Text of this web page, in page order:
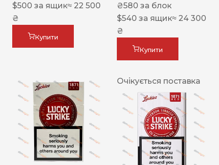
$500 за ящик≈ 22 500
₴
Купити
₴580 за блок
$540 за ящик≈ 24 300
₴
Купити
Очікується поставка